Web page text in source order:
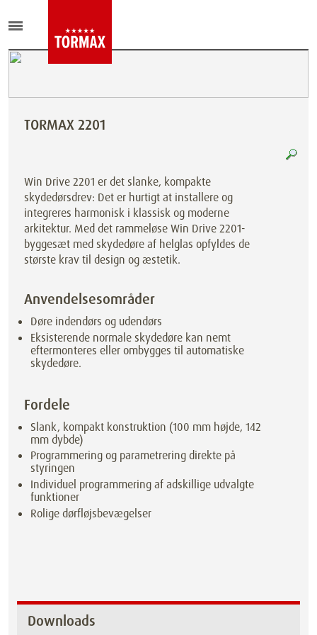
TORMAX 2201
Win Drive 2201 er det slanke, kompakte
skydedørsdrev: Det er hurtigt at installere og
integreres harmonisk i klassisk og moderne
arkitektur. Med det rammeløse Win Drive 2201-
byggesæt med skydedøre af helglas opfyldes de
største krav til design og æstetik.
Anvendelsesområder
Døre indendørs og udendørs
Eksisterende normale skydedøre kan nemt
eftermonteres eller ombygges til automatiske
skydedøre.
Fordele
Slank, kompakt konstruktion (100 mm højde, 142
mm dybde)
Programmering og parametrering direkte på
styringen
Individuel programmering af adskillige udvalgte
funktioner
Rolige dørfløjsbevægelser
Downloads